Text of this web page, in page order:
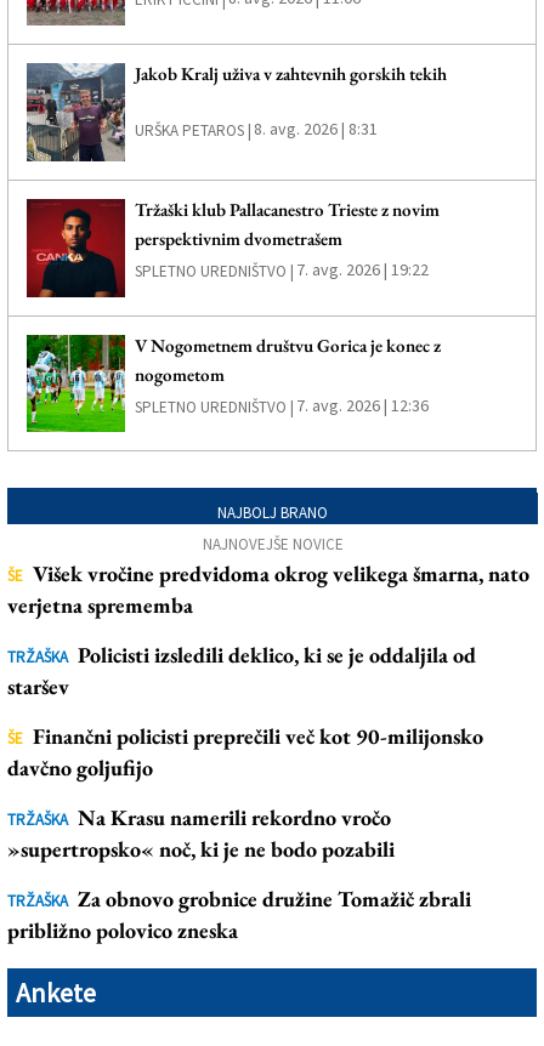
Jakob Kralj uživa v zahtevnih gorskih tekih
URŠKA PETAROS | 8. avg. 2026 | 8:31
Tržaški klub Pallacanestro Trieste z novim
perspektivnim dvometrašem
SPLETNO UREDNIŠTVO | 7. avg. 2026 | 19:22
V Nogometnem društvu Gorica je konec z
nogometom
SPLETNO UREDNIŠTVO | 7. avg. 2026 | 12:36
NAJBOLJ BRANO
NAJNOVEJŠE NOVICE
ŠE Višek vročine predvidoma okrog velikega šmarna, nato
verjetna sprememba
TRŽAŠKA Policisti izsledili deklico, ki se je oddaljila od
staršev
ŠE Finančni policisti preprečili več kot 90-milijonsko
davčno goljufijo
TRŽAŠKA Na Krasu namerili rekordno vročo
»supertropsko« noč, ki je ne bodo pozabili
TRŽAŠKA Za obnovo grobnice družine Tomažič zbrali
približno polovico zneska
Ankete